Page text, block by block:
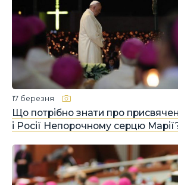
Що потрібно знати про
і Росії Непорочному серцю
17 березня